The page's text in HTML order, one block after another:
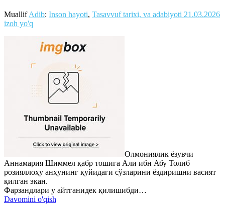
MuallifAdib: Inson hayoti, Tasavvuf tarixi, va adabiyoti 21.03.2026
izoh yo'q
Олмониялик ёзувчи
Аннамария Шиммел қабр тошига Али ибн Абу Толиб
розияллоҳу анҳунинг қуйидаги сўзларини ёздиришни васият
қилган экан.
Фарзандлари у айтганидек қилишибди…
Davomini o'qish